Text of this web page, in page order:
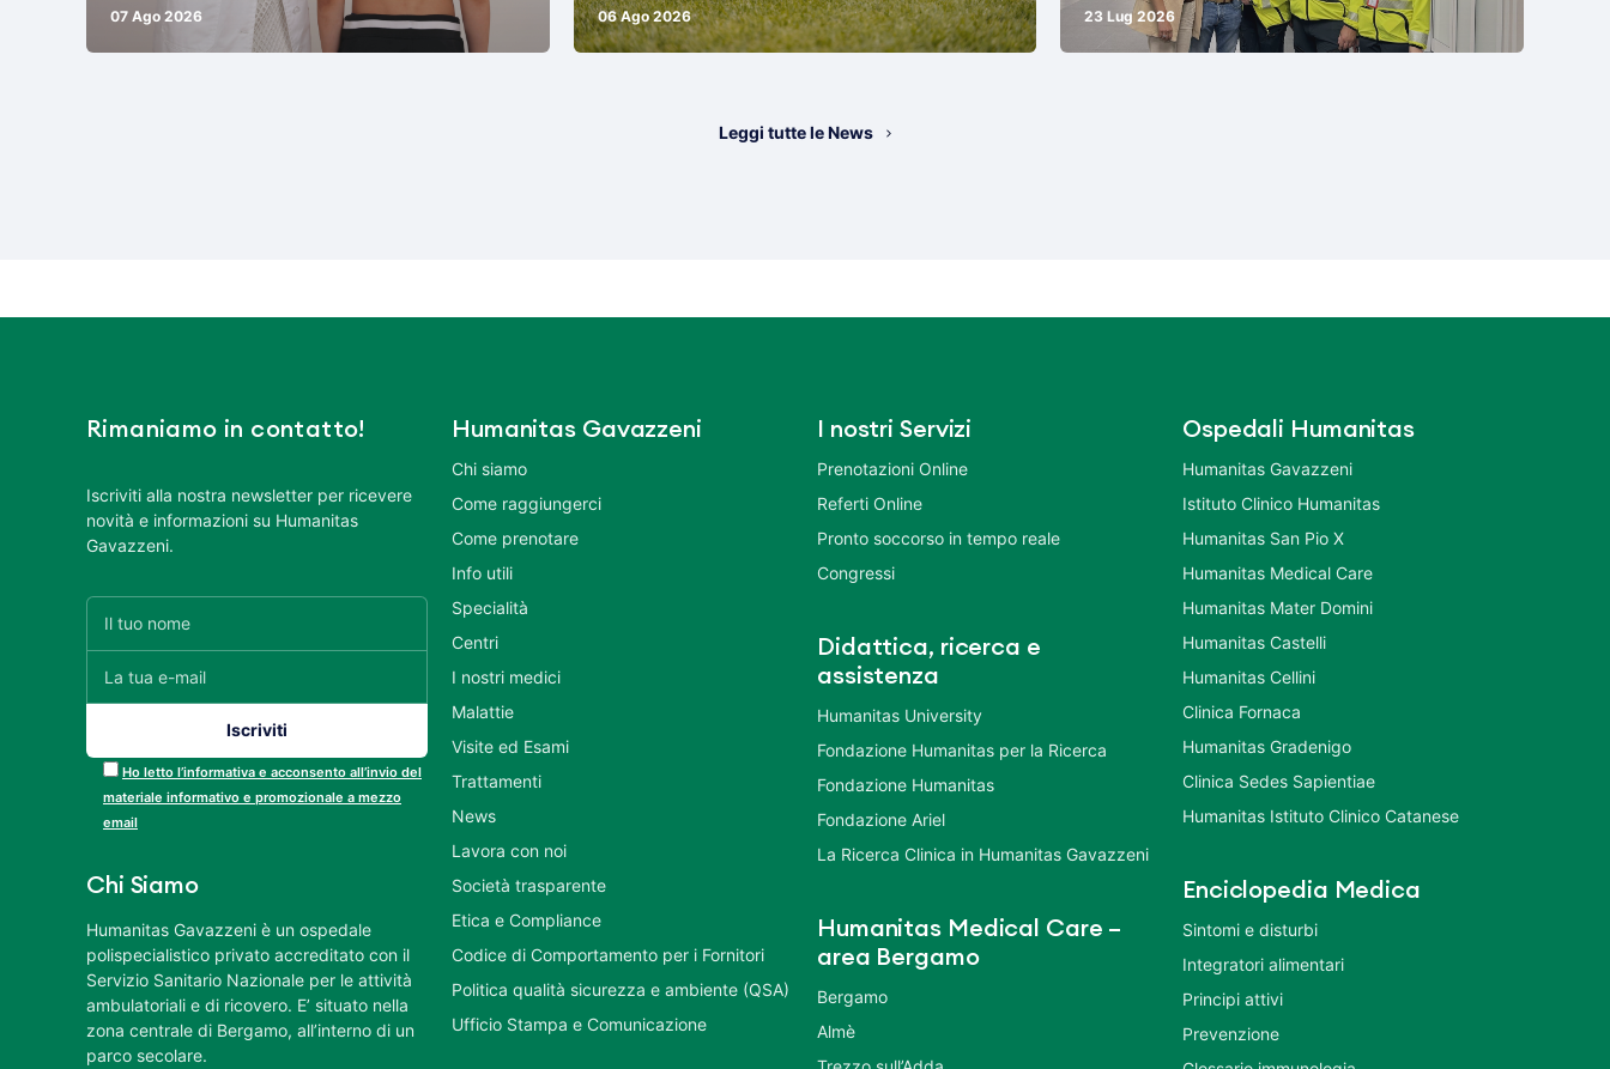
07 Ago 2026 06 Ago 2026 23 Lug 2026
Leggi tutte le News
Rimaniamo in contatto!
Iscriviti alla nostra newsletter per ricevere
novità e informazioni su Humanitas
Gavazzeni.
Ho letto l’informativa e acconsento all’invio del
materiale informativo e promozionale a mezzo
email
Chi Siamo
Humanitas Gavazzeni è un ospedale
polispecialistico privato accreditato con il
Servizio Sanitario Nazionale per le attività
ambulatoriali e di ricovero. E’ situato nella
zona centrale di Bergamo, all’interno di un
parco secolare.
Humanitas Gavazzeni
Chi siamo
Come raggiungerci
Come prenotare
Info utili
Specialità
Centri
I nostri medici
Malattie
Visite ed Esami
Trattamenti
News
Lavora con noi
Società trasparente
Etica e Compliance
Codice di Comportamento per i Fornitori
Politica qualità sicurezza e ambiente (QSA)
Ufficio Stampa e Comunicazione
I nostri Servizi
Prenotazioni Online
Referti Online
Pronto soccorso in tempo reale
Congressi
Didattica, ricerca e
assistenza
Humanitas University
Fondazione Humanitas per la Ricerca
Fondazione Humanitas
Fondazione Ariel
La Ricerca Clinica in Humanitas Gavazzeni
Humanitas Medical Care –
area Bergamo
Bergamo
Almè
Ospedali Humanitas
Humanitas Gavazzeni
Istituto Clinico Humanitas
Humanitas San Pio X
Humanitas Medical Care
Humanitas Mater Domini
Humanitas Castelli
Humanitas Cellini
Clinica Fornaca
Humanitas Gradenigo
Clinica Sedes Sapientiae
Humanitas Istituto Clinico Catanese
Enciclopedia Medica
Sintomi e disturbi
Integratori alimentari
Principi attivi
Prevenzione